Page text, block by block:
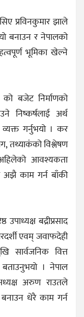
प्रविनकुमार झाले
बनाउन र नेपालको
भूमिका खेल्ने
बजेट निर्माणको
निष्कर्षलाई अर्थ
गर्नुभयो । कर
तथ्याकंको विश्लेषण
अहिलेको आवश्यकता
काम गर्न बाँकी
बद्रीप्रसाद
एवम् जवाफदेही
सार्वजनिक वित्त
। नेपाल
अरुण राउतले
धेरै काम गर्न